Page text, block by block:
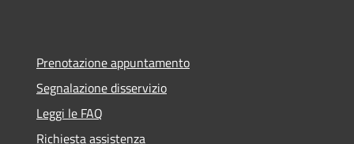
Prenotazione appuntamento
Segnalazione disservizio
Leggi le FAQ
Richiesta assistenza